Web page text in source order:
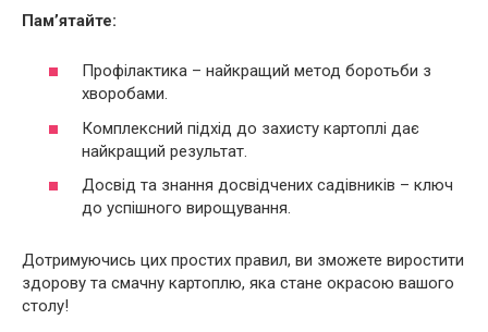
Пам’ятайте:
Профілактика – найкращий метод боротьби з
хворобами.
Комплексний підхід до захисту картоплі дає
найкращий результат.
Досвід та знання досвідчених садівників – ключ
до успішного вирощування.
Дотримуючись цих простих правил, ви зможете виростити
здорову та смачну картоплю, яка стане окрасою вашого
столу!